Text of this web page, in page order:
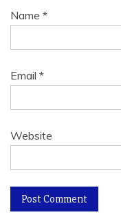
Name *
Email *
Website